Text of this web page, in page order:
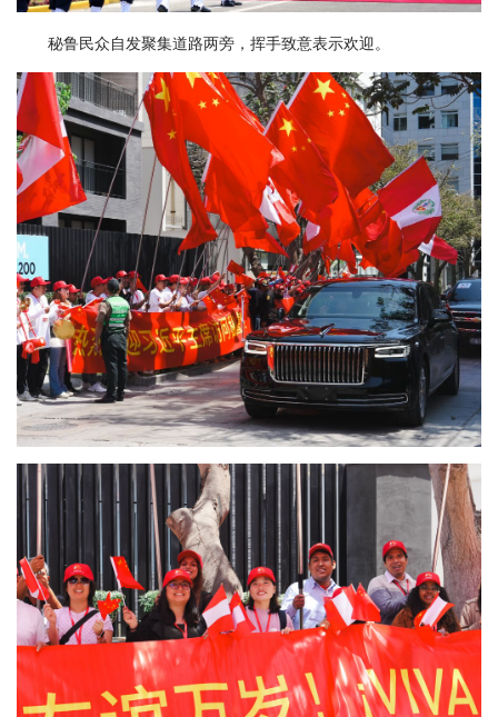
秘鲁民众自发聚集道路两旁，挥手致意表示欢迎。